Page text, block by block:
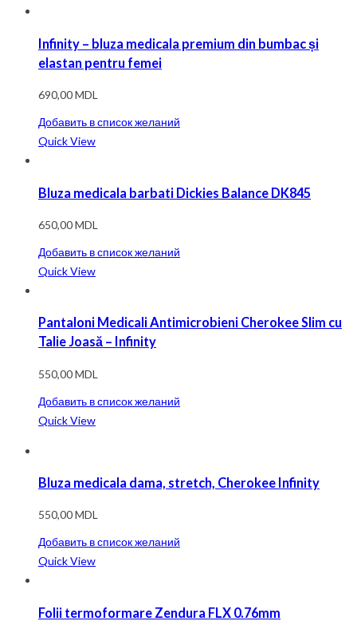
Infinity – bluza medicala premium din bumbac și
elastan pentru femei
690,00MDL
Добавить в список желаний
Quick View
Bluza medicala barbati Dickies Balance DK845
650,00MDL
Добавить в список желаний
Quick View
Pantaloni Medicali Antimicrobieni Cherokee Slim cu
Talie Joasă – Infinity
550,00MDL
Добавить в список желаний
Quick View
Bluza medicala dama, stretch, Cherokee Infinity
550,00MDL
Добавить в список желаний
Quick View
Folii termoformare Zendura FLX 0.76mm